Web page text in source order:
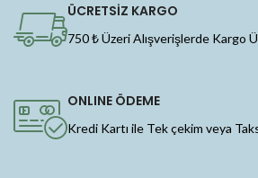
ÜCRETSİZ KARGO
750 ₺ Üzeri Alışverişlerde Kargo
ONLINE ÖDEME
Kredi Kartı ile Tek çekim veya